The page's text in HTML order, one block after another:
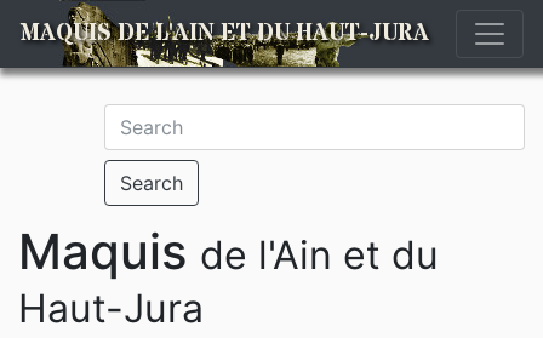
MAQUIS DE L'AIN ET DU HAUT-JURA
Search
Maquis de l'Ain et du
Haut-Jura